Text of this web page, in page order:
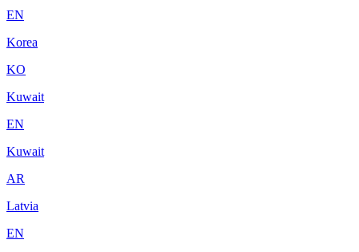
EN
Korea
KO
Kuwait
EN
Kuwait
AR
Latvia
EN